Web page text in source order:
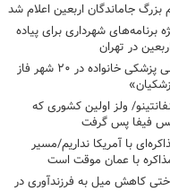
بزرگ جاماندگان اربعین اعلام شد
برنامه‌های شهرداری برای پیاده
در تهران
آغاز برنامه ملی پزشکی خانواده در ۲۰ شهر فاز
ولز اولین کشوری که
فیفا پس گرفت
با آمریکا نداریم/مسیر
با عمان موقت است
کاهش میل به فرزندآوری در